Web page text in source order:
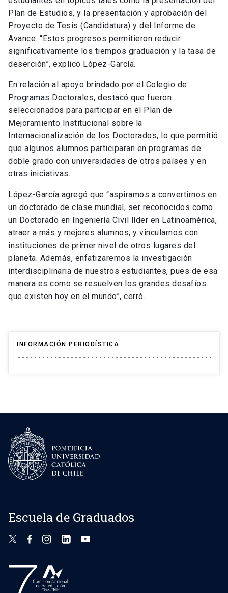
Plan de Estudios, y la presentación y aprobación del
Proyecto de Tesis (Candidatura) y del Informe de
Avance. “Estos progresos permitieron reducir
significativamente los tiempos graduación y la tasa de
deserción”, explicó López-García.
En relación al apoyo brindado por el Colegio de
Programas Doctorales, destacó que fueron
seleccionados para participar en el Plan de
Mejoramiento Institucional sobre la
Internacionalización de los Doctorados, lo que permitió
que algunos alumnos participaran en programas de
doble grado con universidades de otros países y en
otras iniciativas.
López-García agregó que “aspiramos a convertirnos en
un doctorado de clase mundial, ser reconocidos como
un Doctorado en Ingeniería Civil líder en Latinoamérica,
atraer a más y mejores alumnos, y vincularnos con
instituciones de primer nivel de otros lugares del
planeta. Además, enfatizaremos la investigación
interdisciplinaria de nuestros estudiantes, pues de esa
manera es como se resuelven los grandes desafíos
que existen hoy en el mundo”, cerró.
INFORMACIÓN PERIODÍSTICA
Escuela de Graduados